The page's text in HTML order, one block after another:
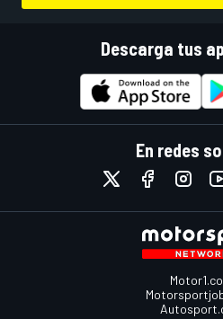
Descarga tus
En redes